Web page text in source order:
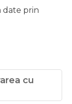
date prin
cu